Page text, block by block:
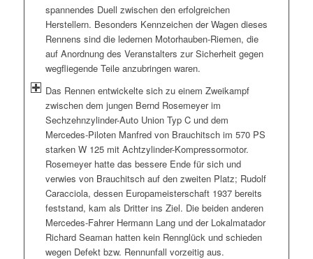
spannendes Duell zwischen den erfolgreichen
Herstellern. Besonders Kennzeichen der Wagen dieses
Rennens sind die ledernen Motorhauben-Riemen, die
auf Anordnung des Veranstalters zur Sicherheit gegen
wegfliegende Teile anzubringen waren.
Das Rennen entwickelte sich zu einem Zweikampf
zwischen dem jungen Bernd Rosemeyer im
Sechzehnzylinder-Auto Union Typ C und dem
Mercedes-Piloten Manfred von Brauchitsch im 570 PS
starken W 125 mit Achtzylinder-Kompressormotor.
Rosemeyer hatte das bessere Ende für sich und
verwies von Brauchitsch auf den zweiten Platz; Rudolf
Caracciola, dessen Europameisterschaft 1937 bereits
feststand, kam als Dritter ins Ziel. Die beiden anderen
Mercedes-Fahrer Hermann Lang und der Lokalmatador
Richard Seaman hatten kein Rennglück und schieden
wegen Defekt bzw. Rennunfall vorzeitig aus.